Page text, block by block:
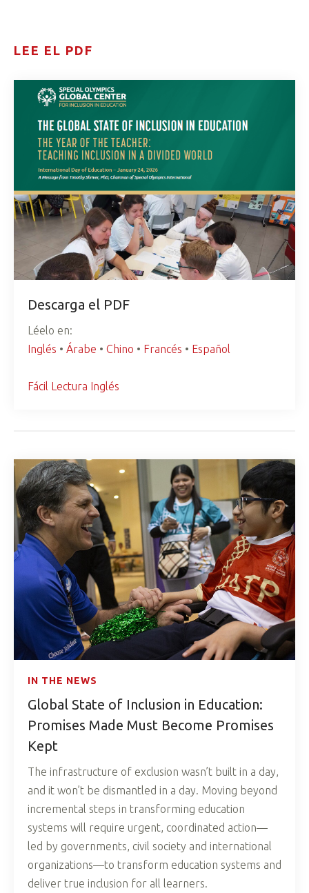
LEE EL PDF
Descarga el PDF
Léelo en:
Inglés • Árabe • Chino • Francés • Español
Fácil Lectura Inglés
IN THE NEWS
Global State of Inclusion in Education:
Promises Made Must Become Promises
Kept
The infrastructure of exclusion wasn’t built in a day,
and it won’t be dismantled in a day. Moving beyond
incremental steps in transforming education
systems will require urgent, coordinated action—
led by governments, civil society and international
organizations—to transform education systems and
deliver true inclusion for all learners.